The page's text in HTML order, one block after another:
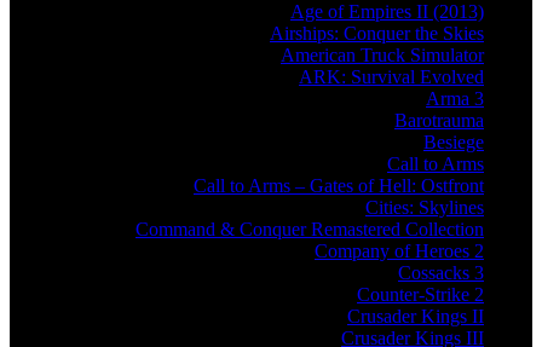
Age of Empires II (2013)
Airships: Conquer the Skies
American Truck Simulator
ARK: Survival Evolved
Arma 3
Barotrauma
Besiege
Call to Arms
Call to Arms – Gates of Hell: Ostfront
Cities: Skylines
Command & Conquer Remastered Collection
Company of Heroes 2
Cossacks 3
Counter-Strike 2
Crusader Kings II
Crusader Kings III